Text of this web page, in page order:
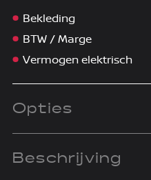
Bekleding
BTW / Marge
Vermogen elektrisch
Opties
Beschrijving